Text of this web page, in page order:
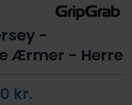
-
Ærmer - Herre
kr.